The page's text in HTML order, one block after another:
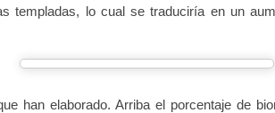
templadas, lo cual se traduciría en un
han elaborado. Arriba el porcentaje de